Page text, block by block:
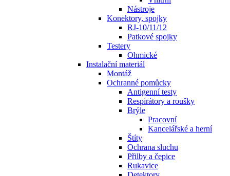
Nástroje
Konektory, spojky
RJ-10/11/12
Patkové spojky
Testery
Ohmické
Instalační materiál
Montáž
Ochranné pomůcky
Antigenní testy
Respirátory a roušky
Brýle
Pracovní
Kancelářské a herní
Štíty
Ochrana sluchu
Přilby a čepice
Rukavice